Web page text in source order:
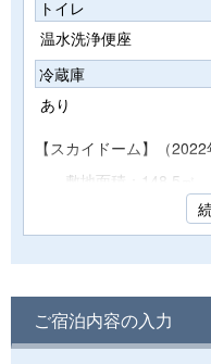
トイレ
温水洗浄便座
冷蔵庫
あり
【スカイドーム】（2022
敷地面積：148.5㎡
シングルベッド4台、
エアコン Wi-Fi 専用
眼下には大阪一円を臨む
と共に過ごす1棟貸切タ
ご宿泊内容の入力